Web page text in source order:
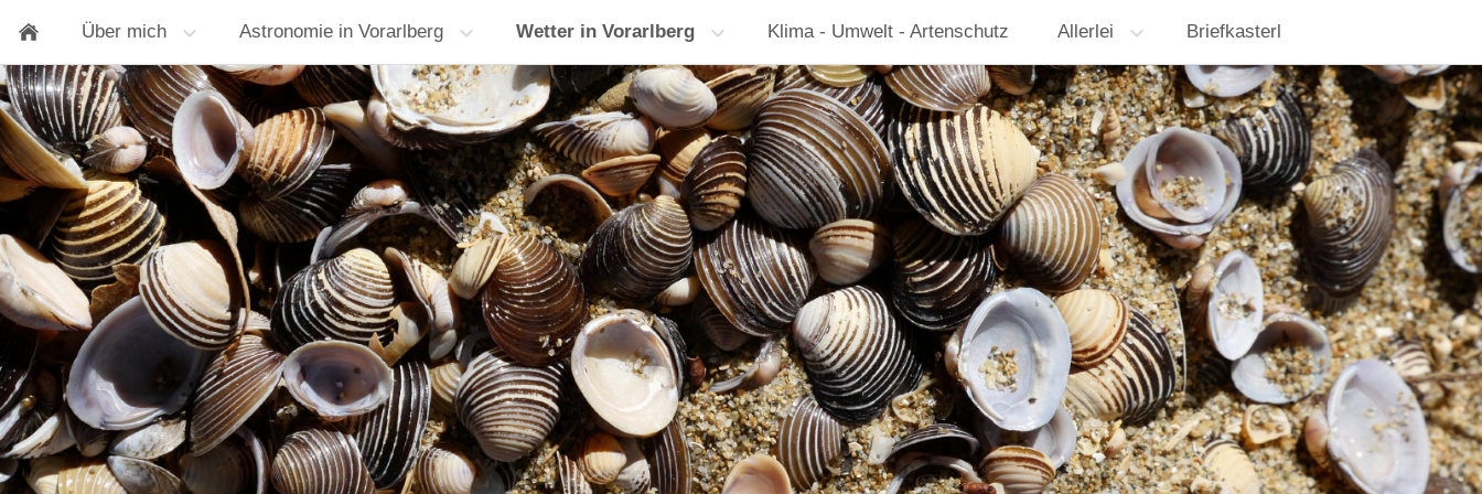
Über mich Astronomie in Vorarlberg Wetter in Vorarlberg Klima - Umwelt - Artenschutz Allerlei Briefkasterl